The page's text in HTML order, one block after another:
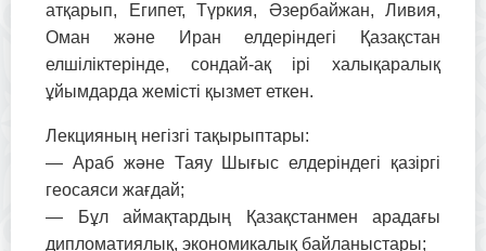
атқарып, Египет, Түркия, Әзербайжан, Ливия,
Оман және Иран елдеріндегі Қазақстан
елшіліктерінде, сондай-ақ ірі халықаралық
ұйымдарда жемісті қызмет еткен.
Лекцияның негізгі тақырыптары:
— Араб және Таяу Шығыс елдеріндегі қазіргі
геосаяси жағдай;
— Бұл аймақтардың Қазақстанмен арадағы
дипломатиялық, экономикалық байланыстары;